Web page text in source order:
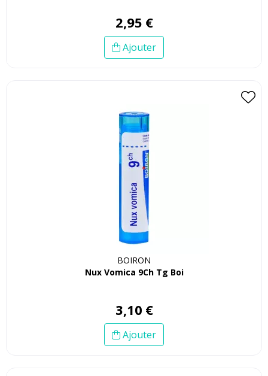
2,95 €
Ajouter
BOIRON
Nux Vomica 9Ch Tg Boi
3,10 €
Ajouter